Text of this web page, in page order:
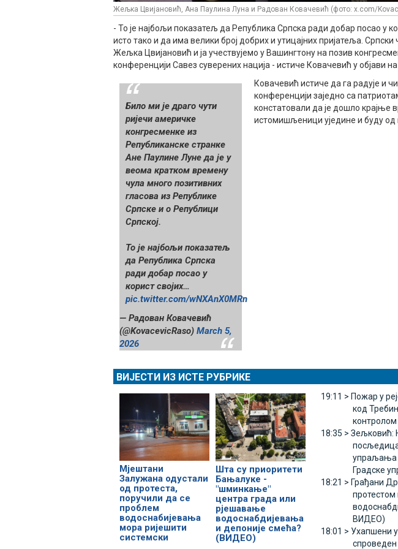
Жељка Цвијановић, Ана Паулина Луна и Радован Ковачевић (фото: x.com/
- То је најбољи показатељ да Република Српска ради добар посао у
исто тако и да има велики број добрих и утицајних пријатеља.
Жељка Цвијановић и ја учествујемо у Вашингтону на позив
конференцији Савез суверених нација - истиче Ковачевић у објави
Било ми је драго чути
ријечи америчке
конгресменке из
Републиканске странке
Ане Паулине Луне да је у
веома кратком времену
чула много позитивних
гласова из Републике
Српске и о Републици
Српској.
То је најбољи показатељ
да Република Српска
ради добар посао у
корист својих…
pic.twitter.com/wNXAnX0MRn
— Радован Ковачевић
(@KovacevicRaso) March 5,
2026
Ковачевић истиче да га радује и
конференцији заједно са
констатовали да је дошло крајње
истомишљеници уједине и буду од
ВИЈЕСТИ ИЗ ИСТЕ РУБРИКЕ
Мјештани
Залужана одустали
од протеста,
поручили да се
проблем
водоснабијевања
мора ријешити
системски
Шта су приоритети
Бањалуке -
"шминкање"
центра града или
рјешавање
водоснабдијевања
и депоније смећа?
(ВИДЕО)
19:11 > Пожар у
код
18:35 > Зељковић:
упраљања
Градске
18:21 > Грађани
ВИДЕО)
18:01 > Ухапшени